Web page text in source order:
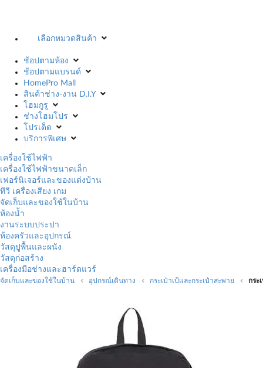
เลือกหมวดสินค้า
ช้อปตามห้อง
ช้อปตามแบรนด์
HomePro Mall
สินค้าช่าง-งาน D.I.Y
โฮมกูรู
ช่างโฮมโปร
โปรเด็ด
บริการพิเศษ
เครื่องใช้ไฟฟ้า
เครื่องใช้ไฟฟ้าขนาดเล็ก
เฟอร์นิเจอร์และของแต่งบ้าน
ทีวี เครื่องเสียง เกม
จัดเก็บและของใช้ในบ้าน
ห้องน้ำ
งานระบบประปา
ห้องครัวและอุปกรณ์
วัสดุปูพื้นและผนัง
วัสดุก่อสร้าง
เครื่องมือช่างและฮาร์ดแวร์
จัดเก็บและของใช้ในบ้าน อุปกรณ์เดินทาง กระเป๋าเป้และกระเป๋าสะพาย กระ